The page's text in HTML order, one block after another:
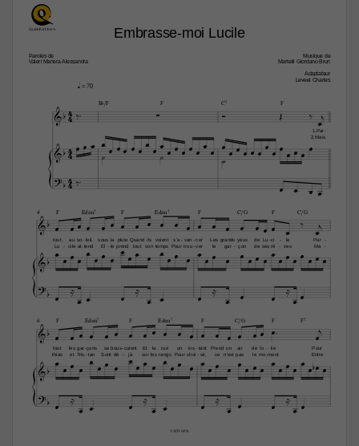



Embrasse-moi Lucile
Paroles de
Valeri Manera Alessandra
Musique de
Martelli Giordano Brun
Adaptateur
Leveel Charles
© RTI SPA
1.Par
2.Mais
-
q = 70
tout,
Lu
au
cile
-
so
at
leil,
tend
-
-
sous
El
la
le
-
pluie
prend
Quand
tout
ils
son
voient
temps
s'a
Pour
van
trou
- cer
ver
-
-
Les
le
grands
gar
yeux
çon
-
de
de
Lu
ses
ci
rê
- le
ves
-
-
Par
Ma
-
-
4
tout
thias
les
et
gar
Tris
çons
tan
-
-
se
Sont
bous
dé
culent
jà
-
-
Et
sur
la
les
rue
rangs
un
Pour
ins
choi
tant
sir,
-
-
Prend
ce
un
n'est
air
pas
de
le
fo
mo
lie
ment
-
-
Pour
Entre
6
4
4
4
4
4
4

B¨/F

F C7 F
  



F Edim7 F Edim7 F C/G F C/G



F Edim7 F Edim7 F C/G F F7


    
        
    
                   
                 
 
   
   
   

                  
                  
 
 
   
   
   
